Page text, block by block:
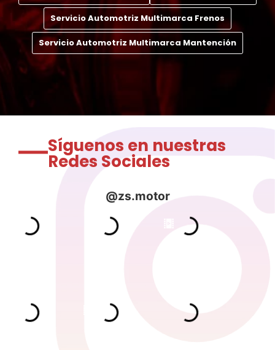
Servicio Automotriz Multimarca Frenos
Servicio Automotriz Multimarca Mantención
Síguenos en nuestras
Redes Sociales